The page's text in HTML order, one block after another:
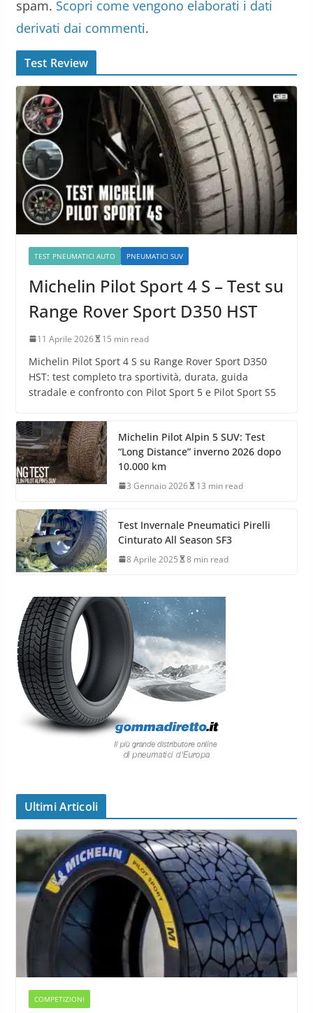
spam. Scopri come vengono elaborati i dati
derivati dai commenti.
Test Review
TEST PNEUMATICI AUTO PNEUMATICI SUV
Michelin Pilot Sport 4 S – Test su
Range Rover Sport D350 HST
11 Aprile 2026 15 min read
Michelin Pilot Sport 4 S su Range Rover Sport D350
HST: test completo tra sportività, durata, guida
stradale e confronto con Pilot Sport 5 e Pilot Sport S5
Michelin Pilot Alpin 5 SUV: Test
“Long Distance” inverno 2026 dopo
10.000 km
3 Gennaio 2026 13 min read
Test Invernale Pneumatici Pirelli
Cinturato All Season SF3
8 Aprile 2025 8 min read
Ultimi Articoli
COMPETIZIONI